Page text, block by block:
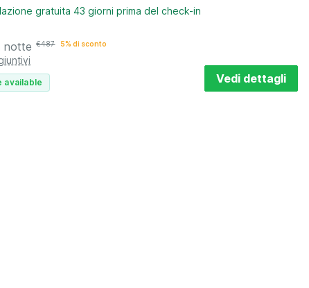
gratuita 43 giorni prima del check-in
notte €487 5% di sconto
available Vedi dettagli